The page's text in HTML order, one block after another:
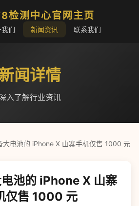
检测中心官网主页
们 新闻资讯 联系我们
闻详情
入了解行业资讯
大电池的 iPhone X 山寨手机仅售 1000 元
池的 iPhone X 山寨
仅售 1000 元